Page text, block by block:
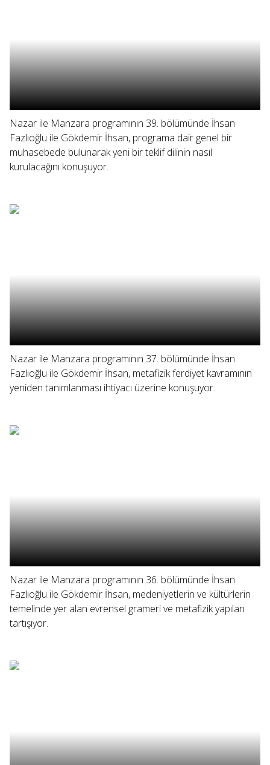
Nazar ile Manzara programının 39. bölümünde İhsan
Fazlıoğlu ile Gökdemir İhsan, programa dair genel bir
muhasebede bulunarak yeni bir teklif dilinin nasıl
kurulacağını konuşuyor.
Nazar ile Manzara programının 37. bölümünde İhsan
Fazlıoğlu ile Gökdemir İhsan, metafizik ferdiyet kavramının
yeniden tanımlanması ihtiyacı üzerine konuşuyor.
Nazar ile Manzara programının 36. bölümünde İhsan
Fazlıoğlu ile Gökdemir İhsan, medeniyetlerin ve kültürlerin
temelinde yer alan evrensel grameri ve metafizik yapıları
tartışıyor.